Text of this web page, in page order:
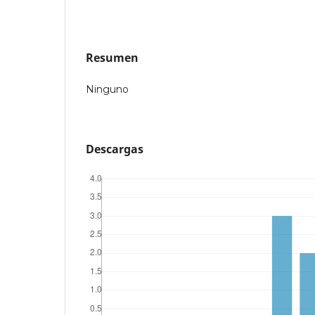
Resumen
Ninguno
Descargas